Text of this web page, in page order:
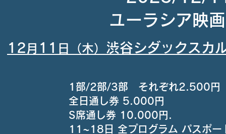
ユーラシア映
​12 月 11 日（木） 渋谷シダックス
1部/2部/3部 それぞれ2.500
全日通し券 5.000円
S席通し券 10.000円.
11~18日 全プログラム パスポ